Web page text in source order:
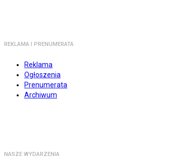
REKLAMA I PRENUMERATA
Reklama
Ogłoszenia
Prenumerata
Archiwum
NASZE WYDARZENIA